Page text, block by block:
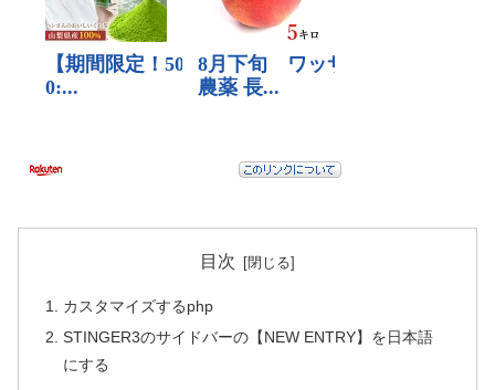
目次
カスタマイズするphp
STINGER3のサイドバーの【NEW ENTRY】を日本語
にする